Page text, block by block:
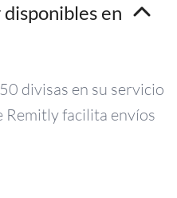
disponibles en
divisas en su servicio
facilita envíos